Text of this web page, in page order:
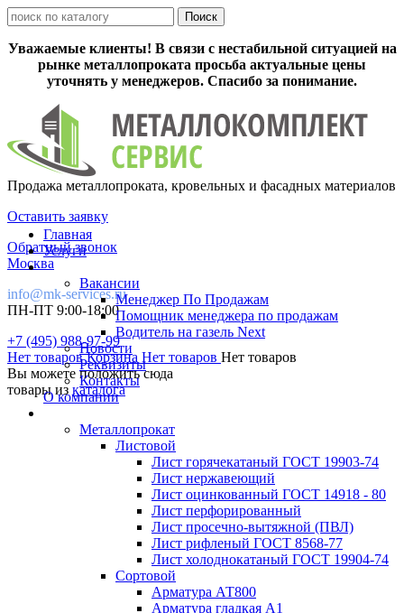
Уважаемые клиенты! В связи с нестабильной ситуацией на
рынке металлопроката просьба актуальные цены
уточнять у менеджеров. Спасибо за понимание.
Продажа металлопроката, кровельных и фасадных материалов
Оставить заявку
Обратный звонок
Москва
info@mk-services.ru
ПН-ПТ 9:00-18:00
+7 (495) 988-97-99
Нет товаровКорзина Нет товаров Нет товаров
Вы можете положить сюда
товары из каталога
Главная
Услуги
Вакансии
Менеджер По Продажам
Помощник менеджера по продажам
Водитель на газель Next
Новости
Реквизиты
Контакты
О компании
Металлопрокат
Листовой
Лист горячекатаный ГОСТ 19903-74
Лист нержавеющий
Лист оцинкованный ГОСТ 14918 - 80
Лист перфорированный
Лист просечно-вытяжной (ПВЛ)
Лист рифленый ГОСТ 8568-77
Лист холоднокатаный ГОСТ 19904-74
Сортовой
Арматура АТ800
Арматура гладкая А1